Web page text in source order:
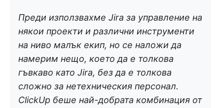
Преди използвахме Jira за управление на
някои проекти и различни инструменти
на ниво малък екип, но се наложи да
намерим нещо, което да е толкова
гъвкаво като Jira, без да е толкова
сложно за нетехническия персонал.
ClickUp беше най-добрата комбинация от